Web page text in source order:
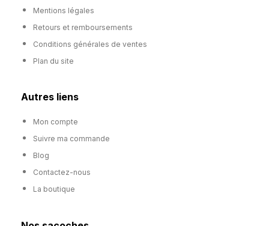
Mentions légales
Retours et remboursements
Conditions générales de ventes
Plan du site
Autres liens
Mon compte
Suivre ma commande
Blog
Contactez-nous
La boutique